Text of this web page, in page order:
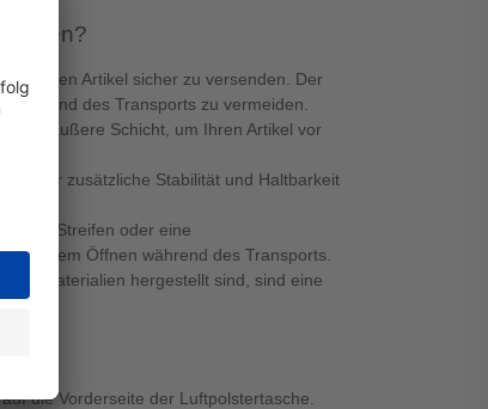
um Ihren Artikel sicher zu versenden. Der
des Transports zu vermeiden.
äußere Schicht, um Ihren Artikel vor
für zusätzliche Stabilität und Haltbarkeit
Streifen oder eine
Öffnen während des Transports.
Materialien hergestellt sind, sind eine
die Vorderseite der Luftpolstertasche.